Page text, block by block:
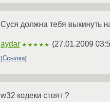
Суся должна тебя выкинуть
aydar ★★★★★ (27.01.2009
Ссылка
w32 кодеки стоят ?